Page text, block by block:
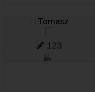
Tomasz
123